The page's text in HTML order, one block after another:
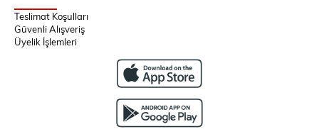
Teslimat Koşulları
Güvenli Alışveriş
Üyelik İşlemleri